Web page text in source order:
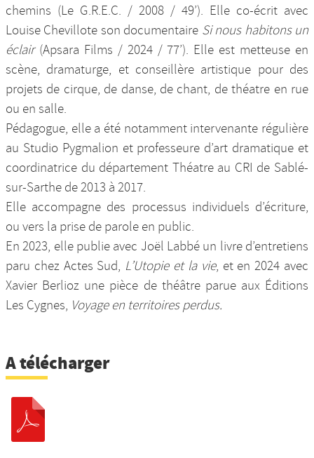
chemins (Le G.R.E.C. / 2008 / 49’). Elle co-écrit avec
Louise Chevillote son documentaire Si nous habitons un
éclair(Apsara Films / 2024 / 77’). Elle est metteuse en
scène, dramaturge, et conseillère artistique pour des
projets de cirque, de danse, de chant, de théatre en rue
ou en salle.
Pédagogue, elle a été notamment intervenante régulière
au Studio Pygmalion et professeure d’art dramatique et
coordinatrice du département Théatre au CRI de Sablé-
sur-Sarthe de 2013 à 2017.
Elle accompagne des processus individuels d’écriture,
ou vers la prise de parole en public.
En 2023, elle publie avec Joël Labbé un livre d’entretiens
paru chez Actes Sud, L’Utopie et la vie, et en 2024 avec
Xavier Berlioz une pièce de théâtre parue aux Éditions
Les Cygnes, Voyage en territoires perdus.
A télécharger